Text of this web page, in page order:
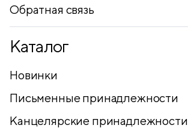
Обратная связь
Каталог
Новинки
Письменные принадлежности
Канцелярские принадлежности